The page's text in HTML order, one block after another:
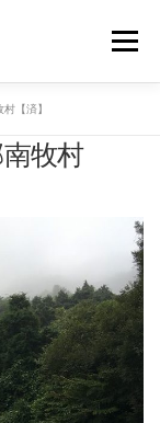
メニュ
【済】
牧村